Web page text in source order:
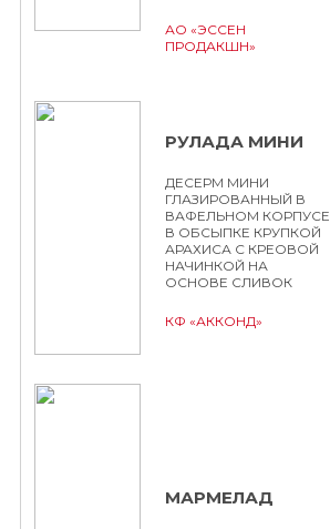
АО «ЭССЕН
ПРОДАКШН»
РУЛАДА МИНИ
ДЕСЕРМ МИНИ
ГЛАЗИРОВАННЫЙ В
ВАФЕЛЬНОМ КОРПУСЕ
В ОБСЫПКЕ КРУПКОЙ
АРАХИСА С КРЕОВОЙ
НАЧИНКОЙ НА
ОСНОВЕ СЛИВОК
КФ «АККОНД»
МАРМЕЛАД